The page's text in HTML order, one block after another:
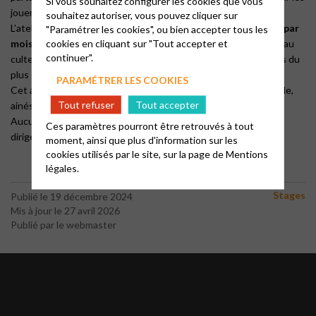
jouer ensemble.
L’atelier se déroulerale lundi soir de 18h30 à 20h30 une fois par
mois
, avec mise en pratique en fonction de votre disponibilité au
culte. Ce créneau pourra évoluer en fonction des disponibilités du
plus grand nombre.
Cet atelier est ouvert à tous Adolescent, jeunes adultes, famille,
ainés…
Aucun style musical n’est exclu juste l’envie des participants
dirigés et encouragés par notre organiste/ pianiste Christian.
Publié le 19 décembre 2024
Mis à jour le 27 avril 2026
Publié par le webmaster
Stages
souhaitez autoriser, vous pouvez cliquer sur
"Paramétrer les cookies", ou bien accepter tous les
cookies en cliquant sur "Tout accepter et
continuer".
PARAMÉTRER LES COOKIES
Tout refuser
Tout accepter
Ces paramètres pourront être retrouvés à tout
moment, ainsi que plus d'information sur les
cookies utilisés par le site, sur la page deMentions
légales.